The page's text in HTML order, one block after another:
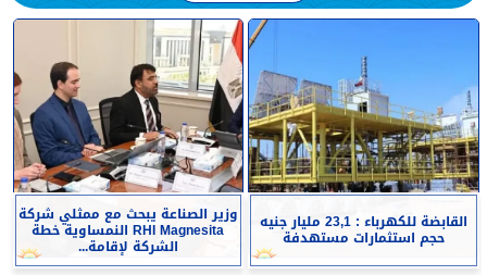
القابضة للكهرباء : 23,1 مليار جنيه
حجم استثمارات مستهدفة
وزير الصناعة يبحث مع ممثلي شركة
RHI Magnesita النمساوية خطة
الشركة لإقامة...